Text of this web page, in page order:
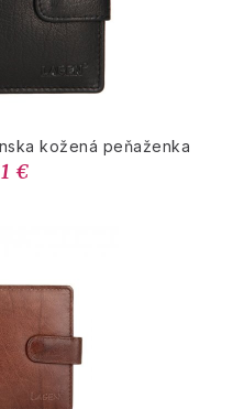
kožená peňaženka
€